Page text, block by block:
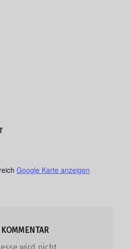
Google Karte anzeigen